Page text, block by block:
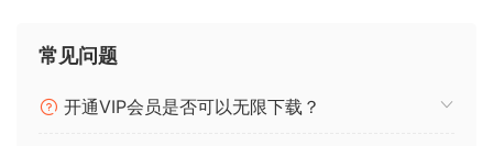
系统要求：
常见问题
开通VIP会员是否可以无限下载？